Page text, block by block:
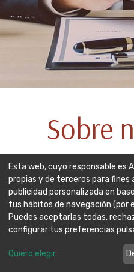
Sobre
Contamos con más de 25
estudio y ejercicio de
desde que comenzamos
empresas radicadas en
Esta web, cuyo responsable es
propias y de terceros para
publicidad personalizada en
tus hábitos de navegación (por
Puedes aceptarlas todas,
configurar tus preferencias
Quiero elegir